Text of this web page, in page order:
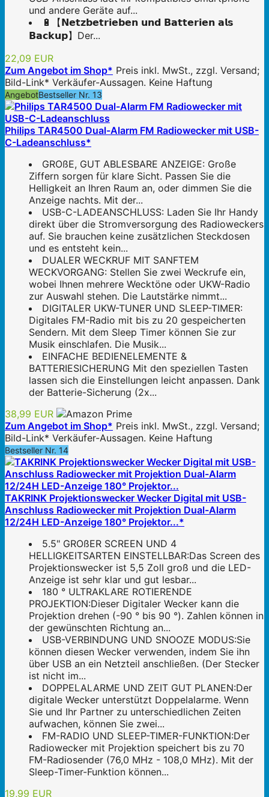
und andere Geräte auf...
🔋【𝗡𝗲𝘁𝘇𝗯𝗲𝘁𝗿𝗶𝗲𝗯𝗲𝗻 𝘂𝗻𝗱 𝗕𝗮𝘁𝘁𝗲𝗿𝗶𝗲𝗻 𝗮𝗹𝘀
𝗕𝗮𝗰𝗸𝘂𝗽】Der...
22,09 EUR
Zum Angebot im Shop* Preis inkl. MwSt., zzgl. Versand;
Bild-Link* Verkäufer-Aussagen. Keine Haftung
AngebotBestseller Nr. 13
Philips TAR4500 Dual-Alarm FM Radiowecker mit USB-
C-Ladeanschluss*
GROßE, GUT ABLESBARE ANZEIGE: Große
Ziffern sorgen für klare Sicht. Passen Sie die
Helligkeit an Ihren Raum an, oder dimmen Sie die
Anzeige nachts. Mit der...
USB-C-LADEANSCHLUSS: Laden Sie Ihr Handy
direkt über die Stromversorgung des Radioweckers
auf. Sie brauchen keine zusätzlichen Steckdosen
und es entsteht kein...
DUALER WECKRUF MIT SANFTEM
WECKVORGANG: Stellen Sie zwei Weckrufe ein,
wobei Ihnen mehrere Wecktöne oder UKW-Radio
zur Auswahl stehen. Die Lautstärke nimmt...
DIGITALER UKW-TUNER UND SLEEP-TIMER:
Digitales FM-Radio mit bis zu 20 gespeicherten
Sendern. Mit dem Sleep Timer können Sie zur
Musik einschlafen. Die Musik...
EINFACHE BEDIENELEMENTE &
BATTERIESICHERUNG Mit den speziellen Tasten
lassen sich die Einstellungen leicht anpassen. Dank
der Batterie-Sicherung (2x...
38,99 EUR
Zum Angebot im Shop* Preis inkl. MwSt., zzgl. Versand;
Bild-Link* Verkäufer-Aussagen. Keine Haftung
Bestseller Nr. 14
TAKRINK Projektionswecker Wecker Digital mit USB-
Anschluss Radiowecker mit Projektion Dual-Alarm
12/24H LED-Anzeige 180° Projektor...*
5.5" GROßER SCREEN UND 4
HELLIGKEITSARTEN EINSTELLBAR:Das Screen des
Projektionswecker ist 5,5 Zoll groß und die LED-
Anzeige ist sehr klar und gut lesbar...
180 ° ULTRAKLARE ROTIERENDE
PROJEKTION:Dieser Digitaler Wecker kann die
Projektion drehen (-90 ° bis 90 °). Zahlen können in
der gewünschten Richtung an...
USB-VERBINDUNG UND SNOOZE MODUS:Sie
können diesen Wecker verwenden, indem Sie ihn
über USB an ein Netzteil anschließen. (Der Stecker
ist nicht im...
DOPPELALARME UND ZEIT GUT PLANEN:Der
digitale Wecker unterstützt Doppelalarme. Wenn
Sie und Ihr Partner zu unterschiedlichen Zeiten
aufwachen, können Sie zwei...
FM-RADIO UND SLEEP-TIMER-FUNKTION:Der
Radiowecker mit Projektion speichert bis zu 70
FM-Radiosender (76,0 MHz - 108,0 MHz). Mit der
Sleep-Timer-Funktion können...
19,99 EUR